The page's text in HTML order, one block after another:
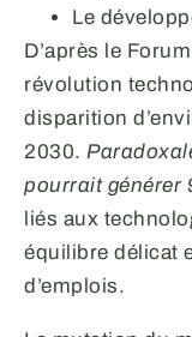
Le
D’après le
révolution
disparition
2030.
pourrait générer
liés aux
équilibre délicat
d’emplois.